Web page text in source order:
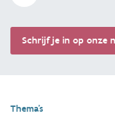
Schrijf je in op onze
Thema's